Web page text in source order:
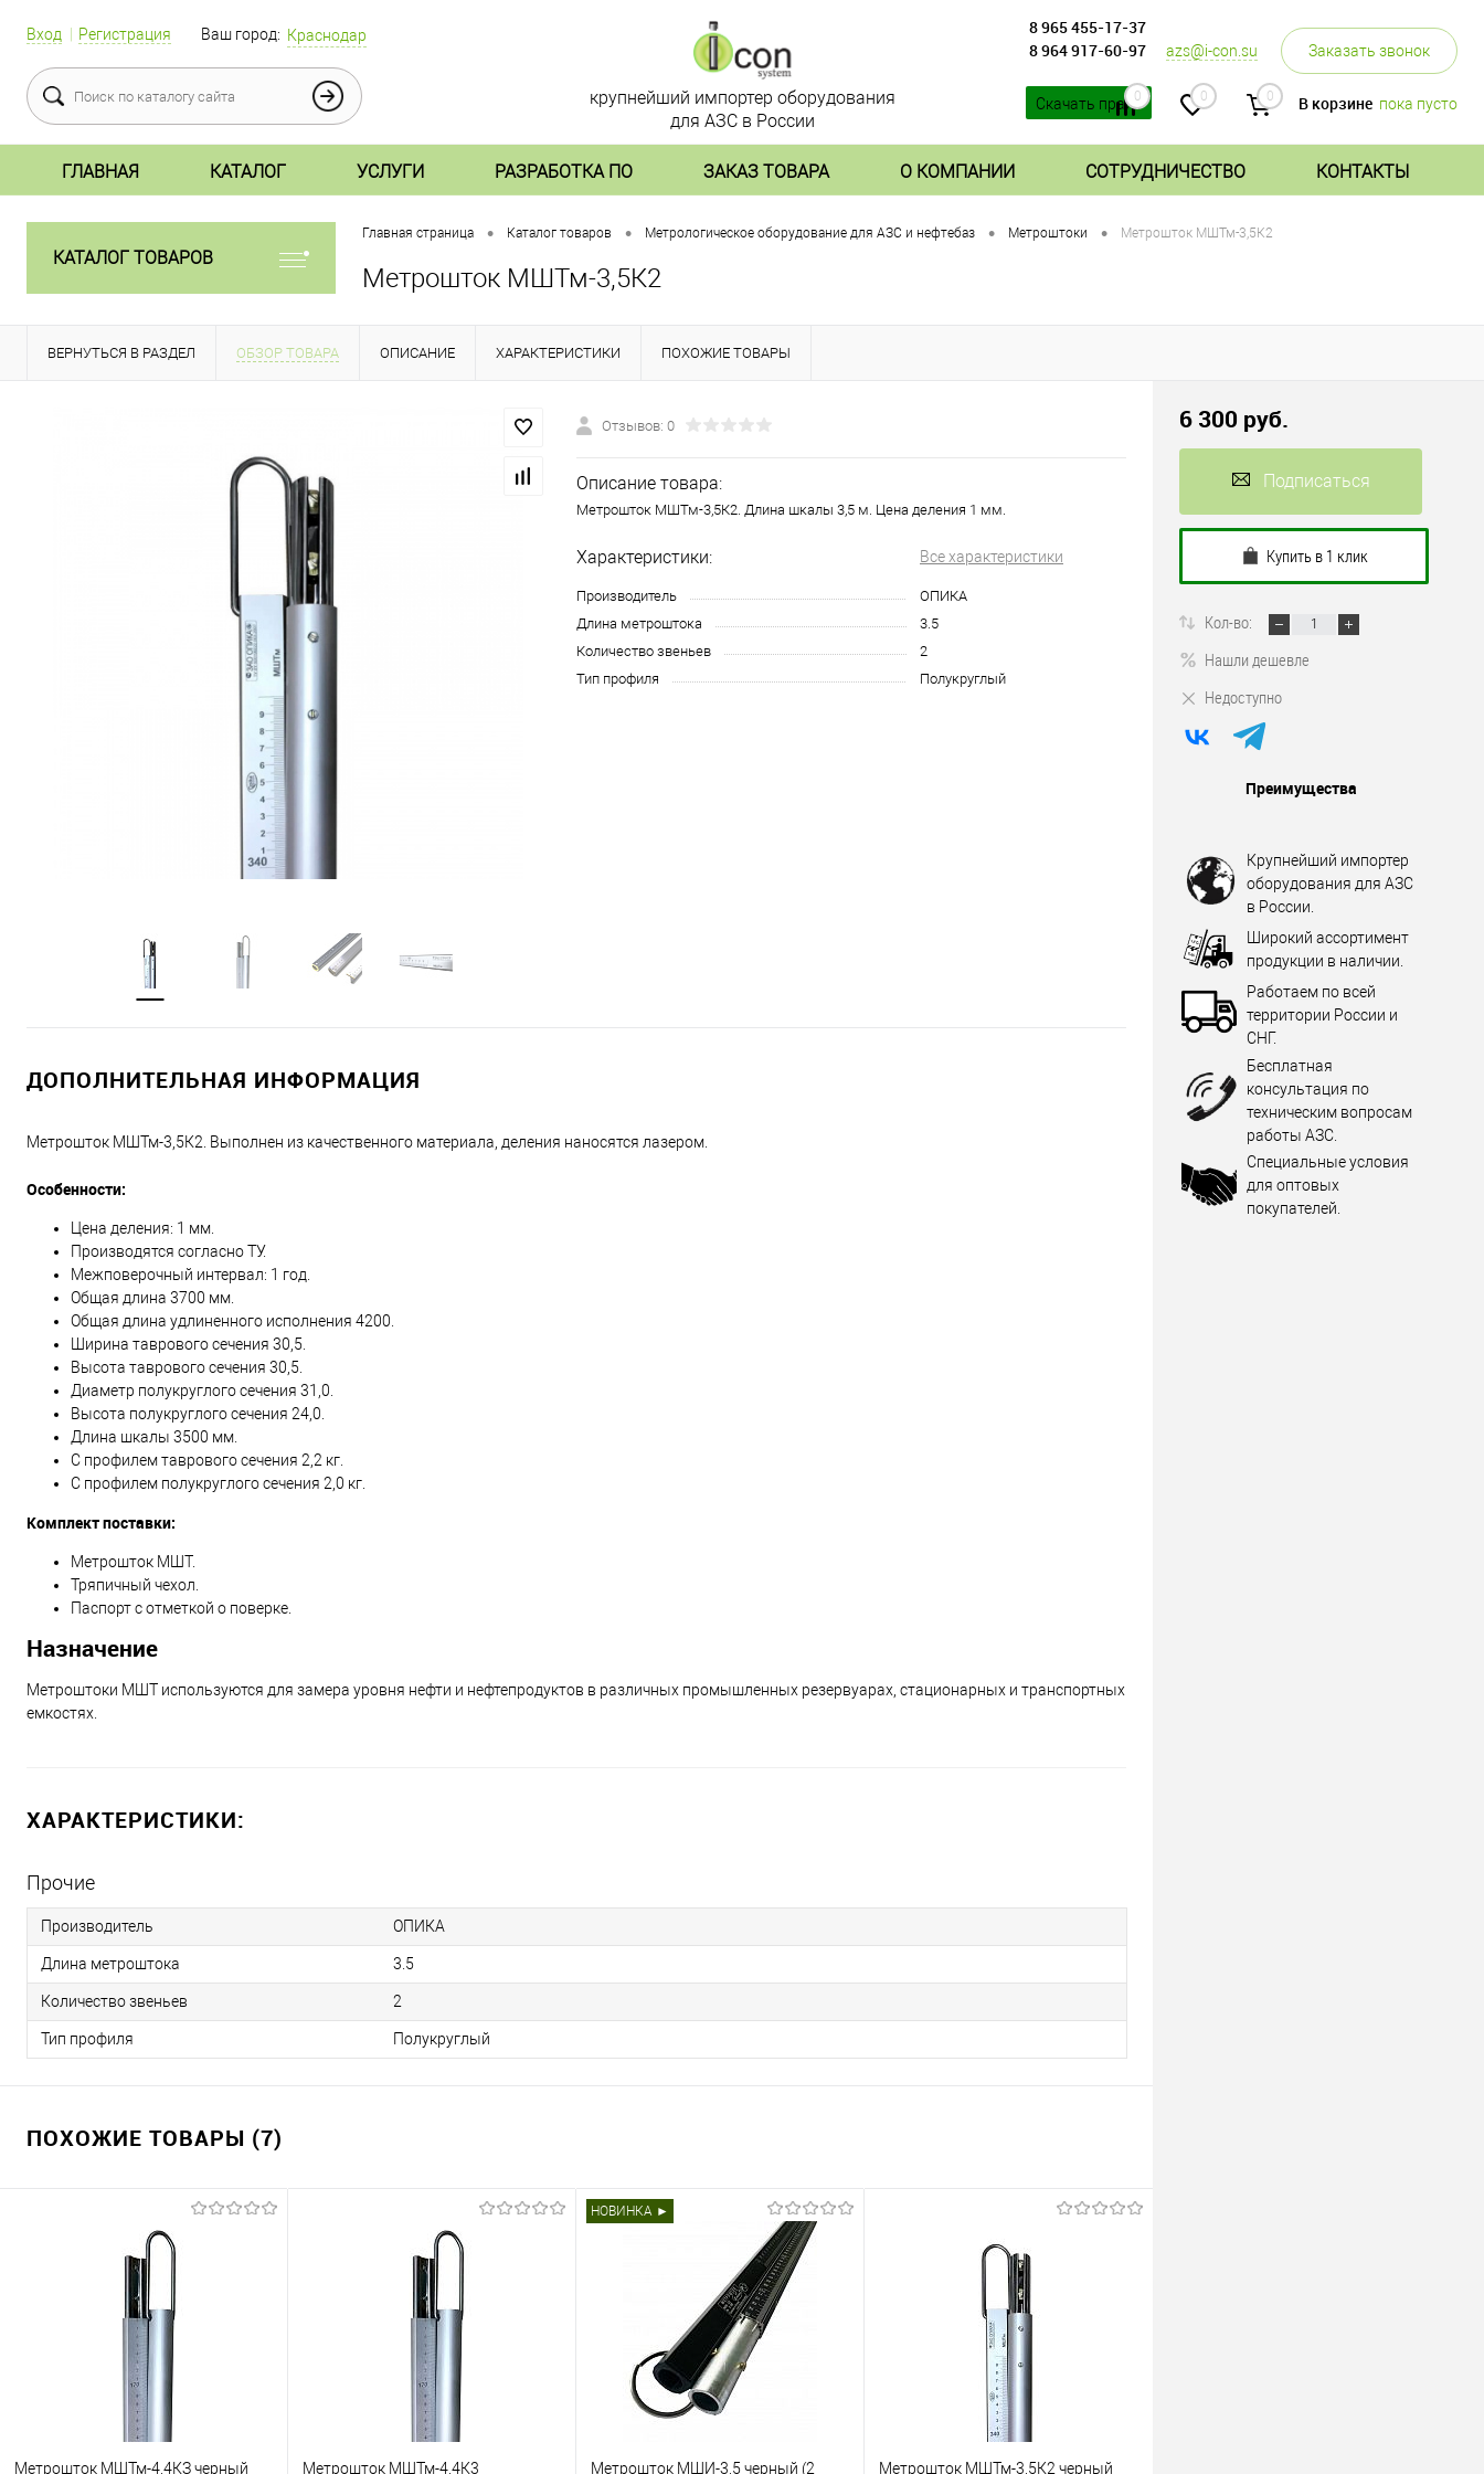
Вход Регистрация Ваш город: Краснодар
8 965 455-17-37
8 964 917-60-97
azs@i-con.su Заказать звонок
Скачать прайс
0 0 0 В корзине пока пусто
крупнейший импортер оборудования
для АЗС в России
ГЛАВНАЯ КАТАЛОГ УСЛУГИ РАЗРАБОТКА ПО ЗАКАЗ ТОВАРА О КОМПАНИИ СОТРУДНИЧЕСТВО КОНТАКТЫ
КАТАЛОГ ТОВАРОВ
Главная страница • Каталог товаров • Метрологическое оборудование для АЗС и нефтебаз • Метроштоки • Метрошток МШТм-3,5К2
Метрошток МШТм-3,5К2
ВЕРНУТЬСЯ В РАЗДЕЛ ОБЗОР ТОВАРА ОПИСАНИЕ ХАРАКТЕРИСТИКИ ПОХОЖИЕ ТОВАРЫ
Отзывов: 0
Описание товара:
Метрошток МШТм-3,5К2. Длина шкалы 3,5 м. Цена деления 1 мм.
Характеристики: Все характеристики
Производитель
ОПИКА
Длина метроштока
3.5
Количество звеньев
2
Тип профиля
Полукруглый
ДОПОЛНИТЕЛЬНАЯ ИНФОРМАЦИЯ
Метрошток МШТм-3,5К2. Выполнен из качественного материала, деления наносятся лазером.
Особенности:
Цена деления: 1 мм.
Производятся согласно ТУ.
Межповерочный интервал: 1 год.
Общая длина 3700 мм.
Общая длина удлиненного исполнения 4200.
Ширина таврового сечения 30,5.
Высота таврового сечения 30,5.
Диаметр полукруглого сечения 31,0.
Высота полукруглого сечения 24,0.
Длина шкалы 3500 мм.
С профилем таврового сечения 2,2 кг.
С профилем полукруглого сечения 2,0 кг.
Комплект поставки:
Метрошток МШТ.
Тряпичный чехол.
Паспорт с отметкой о поверке.
Назначение
Метроштоки МШТ используются для замера уровня нефти и нефтепродуктов в различных промышленных резервуарах, стационарных и транспортных
емкостях.
ХАРАКТЕРИСТИКИ:
Прочие
Производитель ОПИКА
Длина метроштока 3.5
Количество звеньев 2
Тип профиля Полукруглый
ПОХОЖИЕ ТОВАРЫ (7)
Метрошток МШТм-4,4КЗ черный Метрошток МШТм-4,4К3
НОВИНКА ►
Метрошток МШИ-3,5 черный (2
Метрошток МШТм-3,5К2 черный
6 300 руб.
Подписаться
Купить в 1 клик
Кол-во:
Нашли дешевле
Недоступно
Преимущества
Крупнейший импортер
оборудования для АЗС
в России.
Широкий ассортимент
продукции в наличии.
Работаем по всей
территории России и
СНГ.
Бесплатная
консультация по
техническим вопросам
работы АЗС.
Специальные условия
для оптовых
покупателей.